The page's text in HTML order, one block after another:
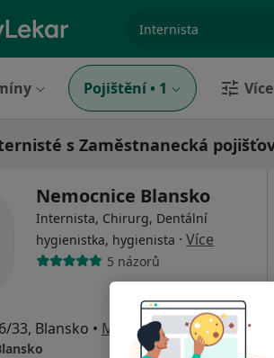
Pojištění • 1
s Zaměstnanecká
Nemocnice Blansko
Internista, Chirurg, Dentální
hygienistka, hygienista · Více
5 názorů
33, Blansko • Mapa